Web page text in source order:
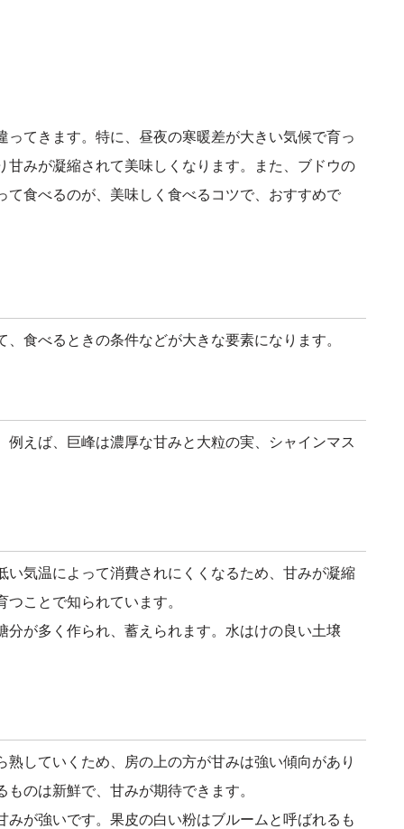
てきます。特に、昼夜の寒暖差が大きい気候で育っ
みが凝縮されて美味しくなります。また、ブドウの
食べるのが、美味しく食べるコツで、おすすめで
食べるときの条件などが大きな要素になります。
えば、巨峰は濃厚な甘みと大粒の実、シャインマス
気温によって消費されにくくなるため、甘みが凝縮
ことで知られています。
が多く作られ、蓄えられます。水はけの良い土壌
していくため、房の上の方が甘みは強い傾向があり
のは新鮮で、甘みが期待できます。
が強いです。果皮の白い粉はブルームと呼ばれるも